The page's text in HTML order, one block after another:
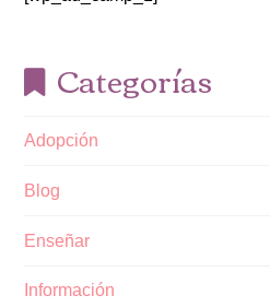
Categorías
Adopción
Blog
Enseñar
Información